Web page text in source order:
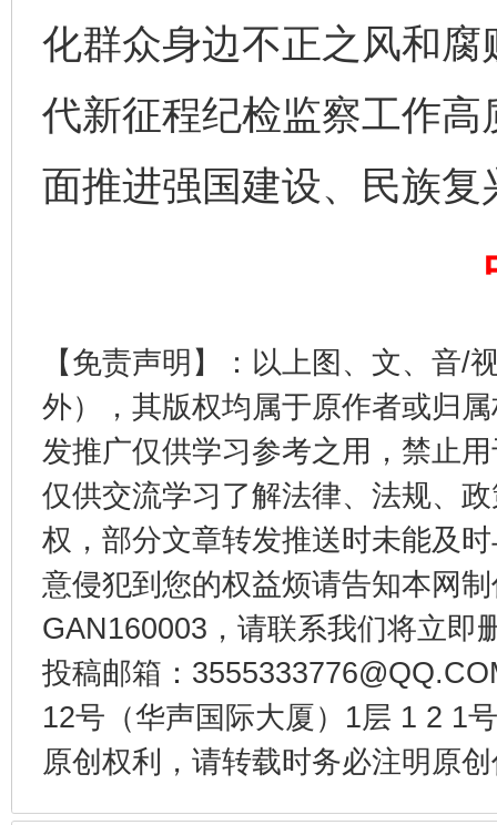
化群众身边不正之风和
代新征程纪检监察工作
面推进强国建设、民族
【免责声明】：以上图、文、音/
外），其版权均属于原作者或归
发推广仅供学习参考之用，禁止
仅供交流学习了解法律、法规、
权，部分文章转发推送时未能及
意侵犯到您的权益烦请告知本网
GAN160003，请联系我们将立即
投稿邮箱：
12号（华声国际大厦）1层 1 2 1
原创权利，请转载时务必注明原
完善运行机制助力责任有效落实
法徽映军营 权益有保障